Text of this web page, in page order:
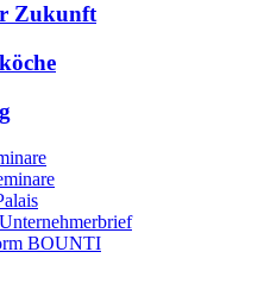
Zukunft
BOUNTI